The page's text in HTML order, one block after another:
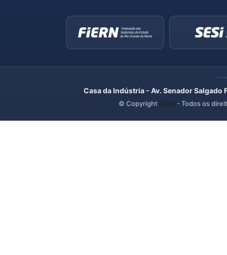
Casa da Indústria - Av. Senador
© Copyright 2026 - Todos os